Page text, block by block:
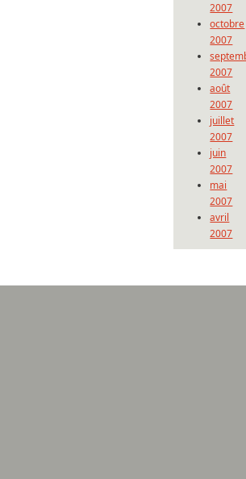
2007
octobre
2007
2007
août
2007
juillet
2007
juin
2007
mai
2007
avril
2007